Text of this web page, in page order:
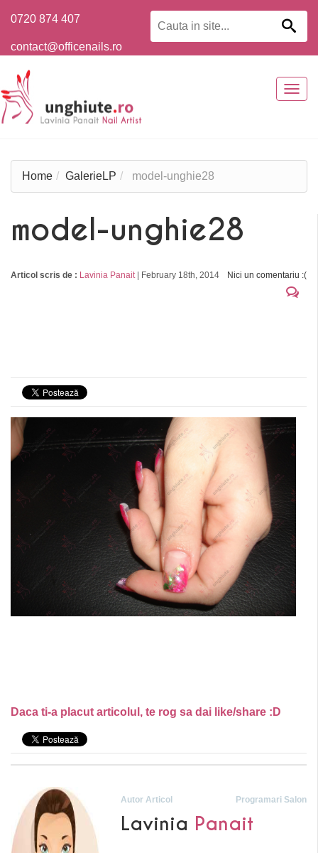
0720 874 407
contact@officenails.ro
Home GalerieLP model-unghie28
model-unghie28
Articol scris de : Lavinia Panait| February 18th, 2014 Nici un comentariu :(
Daca ti-a placut articolul, te rog sa dai like/share :D
Autor Articol Programari Salon
Lavinia Panait